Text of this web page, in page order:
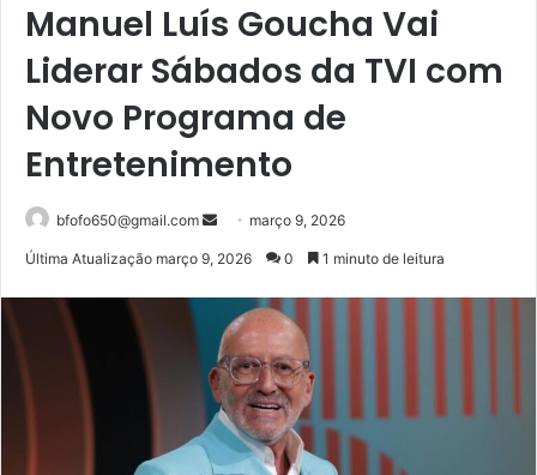
Manuel Luís Goucha Vai
Liderar Sábados da TVI com
Novo Programa de
Entretenimento
bfofo650@gmail.com
Mandemarço 9, 2026
Última Atualização março 9, 2026 0 1 minuto de leitura